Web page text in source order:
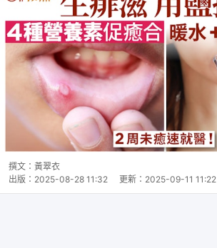
撰文： 黃翠衣
出版： 2025-08-28 11:32 更新： 2025-09-11 11:22